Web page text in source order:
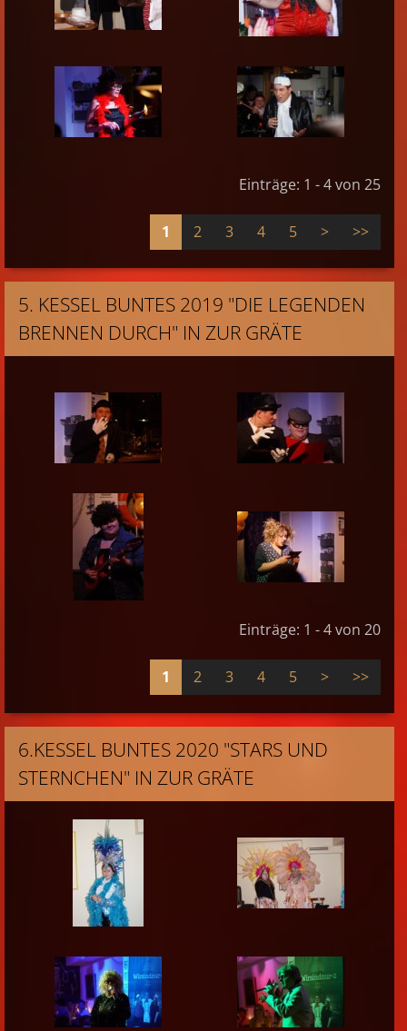
Einträge: 1 - 4 von 25
1 2 3 4 5 > >>
5. KESSEL BUNTES 2019 "DIE LEGENDEN
BRENNEN DURCH" IN ZUR GRÄTE
Einträge: 1 - 4 von 20
1 2 3 4 5 > >>
6.KESSEL BUNTES 2020 "STARS UND
STERNCHEN" IN ZUR GRÄTE